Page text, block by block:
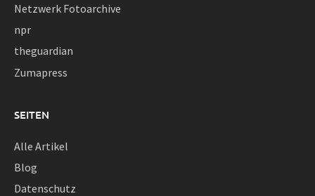
Netzwerk Fotoarchive
npr
theguardian
Zumapress
SEITEN
Alle Artikel
Blog
Datenschutz